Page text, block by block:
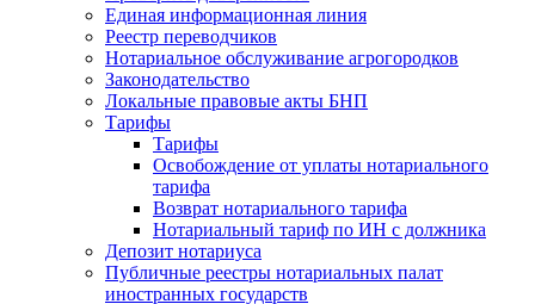
Единая информационная линия
Реестр переводчиков
Нотариальное обслуживание агрогородков
Законодательство
Локальные правовые акты БНП
Тарифы
Тарифы
Освобождение от уплаты нотариального
тарифа
Возврат нотариального тарифа
Нотариальный тариф по ИН с должника
Депозит нотариуса
Публичные реестры нотариальных палат
иностранных государств